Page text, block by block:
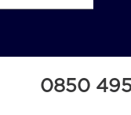
0850